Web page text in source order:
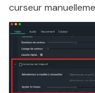
curseur